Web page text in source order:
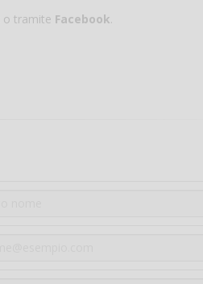
o tramite Facebook.